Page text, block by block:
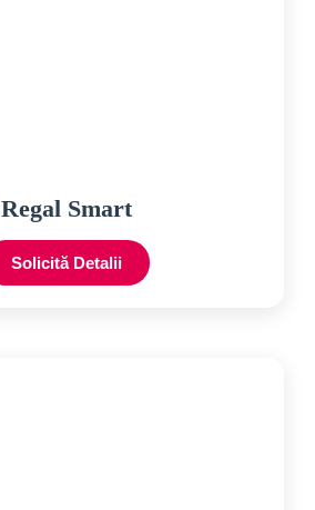
Regal Smart
Solicită Detalii